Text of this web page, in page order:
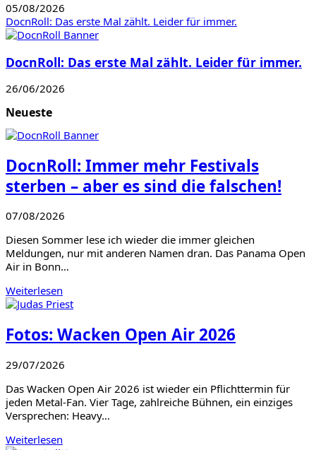
05/08/2026
DocnRoll: Das erste Mal zählt. Leider für immer.
DocnRoll: Das erste Mal zählt. Leider für immer.
26/06/2026
Neueste
DocnRoll: Immer mehr Festivals
sterben – aber es sind die falschen!
07/08/2026
Diesen Sommer lese ich wieder die immer gleichen
Meldungen, nur mit anderen Namen dran. Das Panama Open
Air in Bonn…
Weiterlesen
Fotos: Wacken Open Air 2026
29/07/2026
Das Wacken Open Air 2026 ist wieder ein Pflichttermin für
jeden Metal-Fan. Vier Tage, zahlreiche Bühnen, ein einziges
Versprechen: Heavy…
Weiterlesen